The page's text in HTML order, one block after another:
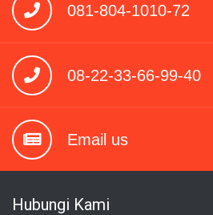
081-804-1010-72
08-22-33-66-99-40
Email us
Hubungi Kami